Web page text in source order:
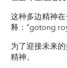
这种多边精神
释：“gotong
为了迎接未来
精神。